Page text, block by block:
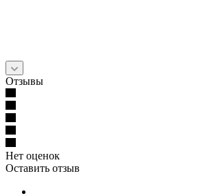
Отзывы
Нет оценок
Оставить отзыв